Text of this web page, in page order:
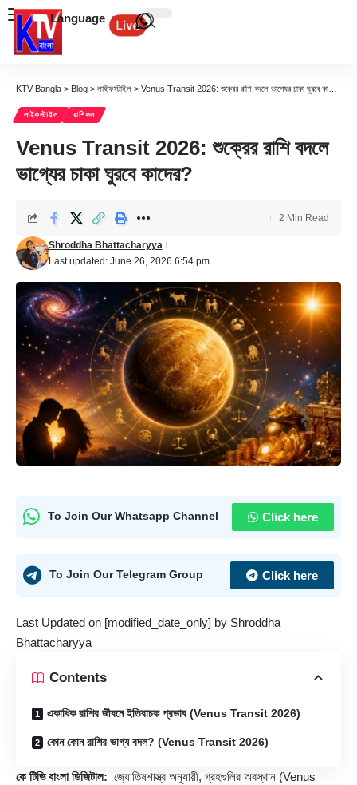
Language
KTV Bangla > Blog > লাইফস্টাইল > Venus Transit 2026: শুক্রের রাশি বদলে ভাগ্যের চাকা ঘুরবে কাদের?
লাইফস্টাইল রাশিফল
Venus Transit 2026: শুক্রের রাশি বদলে
ভাগ্যের চাকা ঘুরবে কাদের?
Last updated: June 26, 2026 6:54 pm
Shroddha Bhattacharyya
2 Min Read
To Join Our Whatsapp Channel Click here
To Join Our Telegram Group Click here
Last Updated on [modified_date_only] by Shroddha
Bhattacharyya
Contents
একাধিক রাশির জীবনে ইতিবাচক প্রভাব (Venus Transit 2026)
কোন কোন রাশির ভাগ্য বদল? (Venus Transit 2026)
কে টিভি বাংলা ডিজিটাল: জ্যোতিষশাস্ত্র অনুযায়ী, গ্রহগুলির অবস্থান (Venus